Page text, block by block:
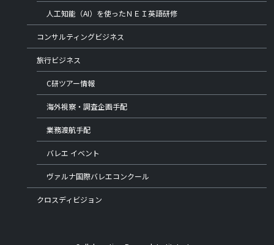
人工知能（AI）を使ったＮＥＩ英語研修
コンサルティングビジネス
旅行ビジネス
C研ツアー情報
海外視察・調査企画手配
業務渡航手配
バレエ イベント
ヴァルナ国際バレエコンクール
クロスディビジョン